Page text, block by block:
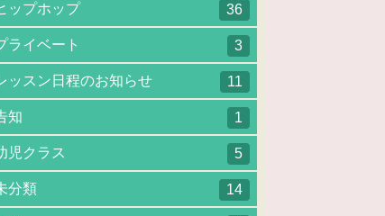
ップホップ 36
ライベート 3
ッスン日程のお知らせ 11
知 1
児クラス 5
分類 14